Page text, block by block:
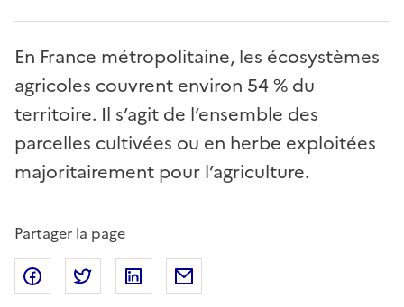
En France métropolitaine, les écosystèmes
agricoles couvrent environ 54 % du
territoire. Il s’agit de l’ensemble des
parcelles cultivées ou en herbe exploitées
majoritairement pour l’agriculture.
Partager la page
Partager sur Facebook
Partager sur Twitter
Partager sur Linkedin